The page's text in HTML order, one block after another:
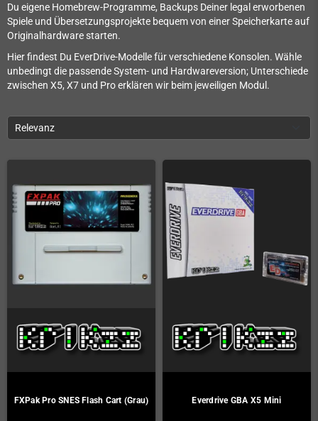
Du eigene Homebrew-Programme, Backups Deiner legal erworbenen
Spiele und Übersetzungsprojekte bequem von einer Speicherkarte auf
Originalhardware starten.
Hier findest Du EverDrive-Modelle für verschiedene Konsolen. Wähle
unbedingt die passende System- und Hardwareversion; Unterschiede
zwischen X5, X7 und Pro erklären wir beim jeweiligen Modul.
Relevanz
FXPak Pro SNES Flash Cart (Grau) Everdrive GBA X5 Mini